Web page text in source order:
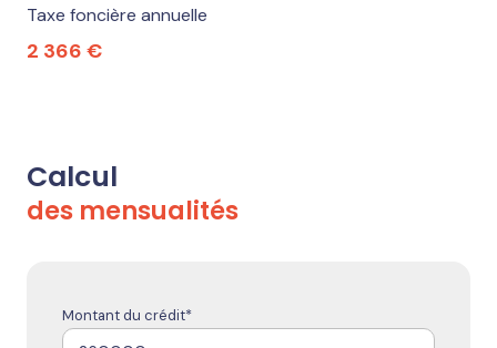
Taxe foncière annuelle
2 366 €
Calcul
des mensualités
Montant du crédit*